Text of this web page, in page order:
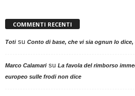
COMMENTI RECENTI
Totisu Conto di base, che vi sia ognun lo
Marco Calamarisu La favola del rimborso
europeo sulle frodi non dice